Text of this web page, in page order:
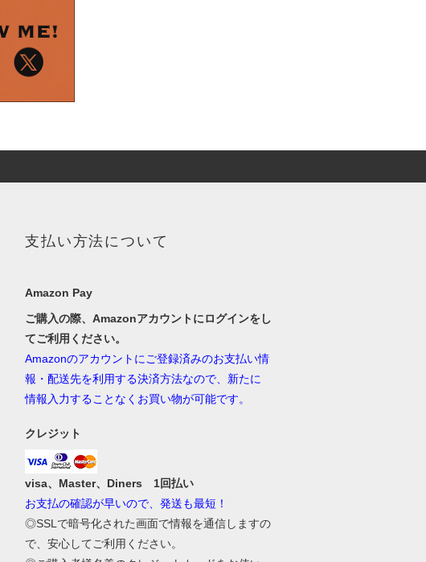
支払い方法について
Amazon Pay
ご購入の際、Amazonアカウントにログインをし
てご利用ください。
Amazonのアカウントにご登録済みのお支払い情
報・配送先を利用する決済方法なので、新たに
情報入力することなくお買い物が可能です。
クレジット
visa、Master、Diners 1回払い
お支払の確認が早いので、発送も最短！
◎SSLで暗号化された画面で情報を通信しますの
で、安心してご利用ください。